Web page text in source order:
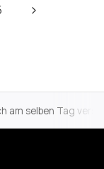
am selben Tag